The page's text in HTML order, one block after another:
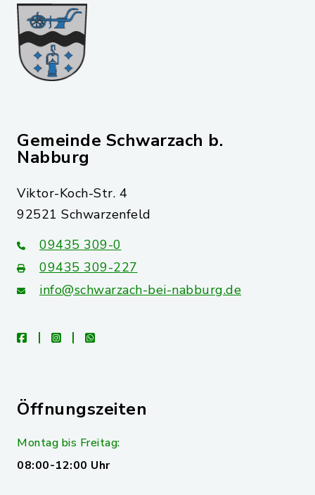
Gemeinde Schwarzach b.
Nabburg
Viktor-Koch-Str. 4
92521 Schwarzenfeld
09435 309-0
09435 309-227
info@schwarzach-bei-nabburg.de
facebookinstagramwhatsapp
Öffnungszeiten
Montag bis Freitag:
08:00-12:00 Uhr